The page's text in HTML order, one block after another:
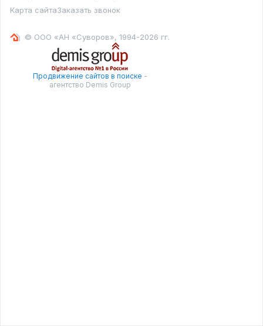
Карта сайтаЗаказать звонок
© ООО «АН «Суворов», 1994-2026 гг.
Продвижение сайтов в поиске -
агентство Demis Group